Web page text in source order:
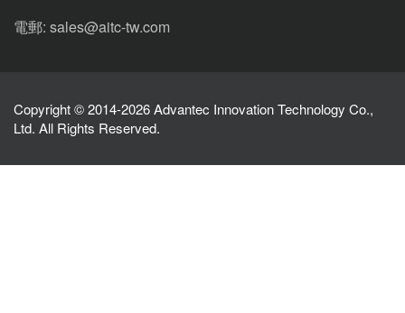
電郵: sales@aitc-tw.com
Copyright © 2014-2026 Advantec Innovation Technology Co.,
Ltd. All Rights Reserved.